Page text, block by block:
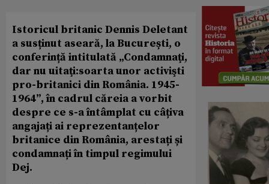
Istoricul britanic Dennis Deletant
a susținut aseară, la București, o
conferință intitulată „Condamnaţi,
dar nu uitaţi:soarta unor activişti
pro-britanici din România. 1945-
1964”, în cadrul căreia a vorbit
despre ce s-a întâmplat cu câțiva
angajați ai reprezentanțelor
britanice din România, arestați și
condamnați în timpul regimului
Dej.